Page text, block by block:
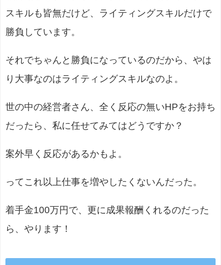
スキルも皆無だけど、ライティングスキルだけで
勝負しています。
それでちゃんと勝負になっているのだから、やは
り大事なのはライティングスキルなのよ。
世の中の経営者さん、全く反応の無いHPをお持ち
だったら、私に任せてみてはどうですか？
案外早く反応があるかもよ。
ってこれ以上仕事を増やしたくないんだった。
着手金100万円で、更に成果報酬くれるのだった
ら、やります！